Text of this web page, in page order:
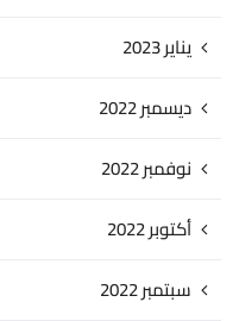
يناير 2023
ديسمبر 2022
نوفمبر 2022
أكتوبر 2022
سبتمبر 2022